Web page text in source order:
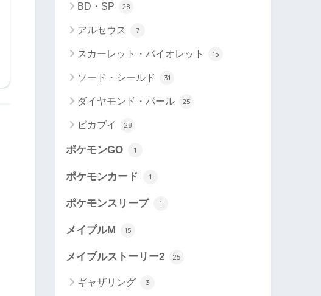
BD・SP 28
アルセウス 7
スカーレット・バイオレット 15
ソード・シールド 31
ダイヤモンド・パール 25
ピカブイ 28
ポケモンGO 1
ポケモンカード 1
ポケモンスリープ 1
メイプルM 15
メイプルストーリー2 25
ギャザリング 3